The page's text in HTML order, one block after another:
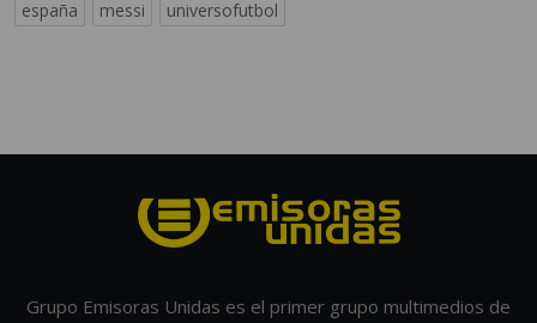
españa
messi universofutbol
Grupo Emisoras Unidas es el primer grupo multimedios de